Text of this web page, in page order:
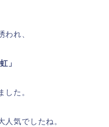
われ、
」
した。
人気でしたね。